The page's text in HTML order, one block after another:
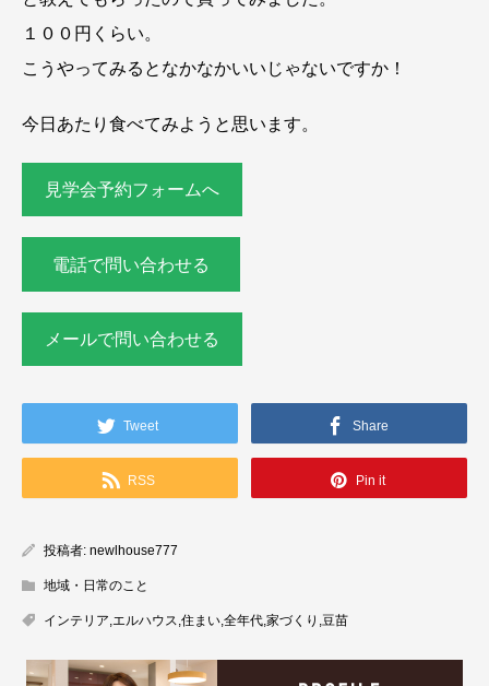
１００円くらい。
こうやってみるとなかなかいいじゃないですか！
今日あたり食べてみようと思います。
見学会予約フォームへ
電話で問い合わせる
メールで問い合わせる
Tweet Share
RSS Pin it
投稿者: newlhouse777
地域・日常のこと
インテリア,エルハウス,住まい,全年代,家づくり ,豆苗